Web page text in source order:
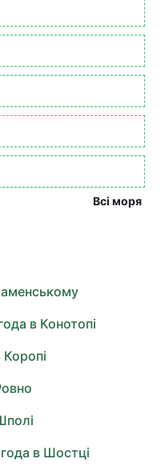
Всі моря
в Конотопі
в Шостці